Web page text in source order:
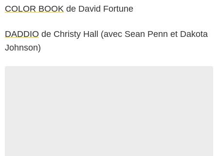
COLOR BOOK de David Fortune
DADDIO de Christy Hall (avec Sean Penn et Dakota
Johnson)